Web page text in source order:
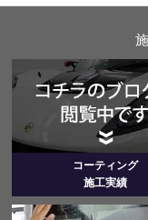
コーティング
施工実績